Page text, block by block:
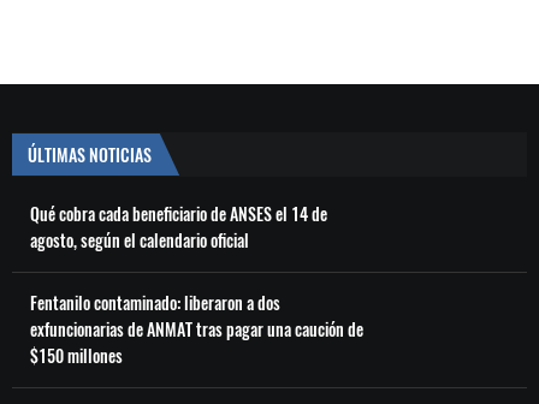
ÚLTIMAS NOTICIAS
Qué cobra cada beneficiario de ANSES el 14 de
agosto, según el calendario oficial
Fentanilo contaminado: liberaron a dos
exfuncionarias de ANMAT tras pagar una caución de
$150 millones